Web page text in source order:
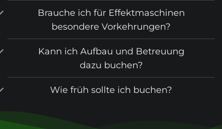
Brauche ich für Effektmaschinen
besondere Vorkehrungen?
Kann ich Aufbau und Betreuung
dazu buchen?
Wie früh sollte ich buchen?